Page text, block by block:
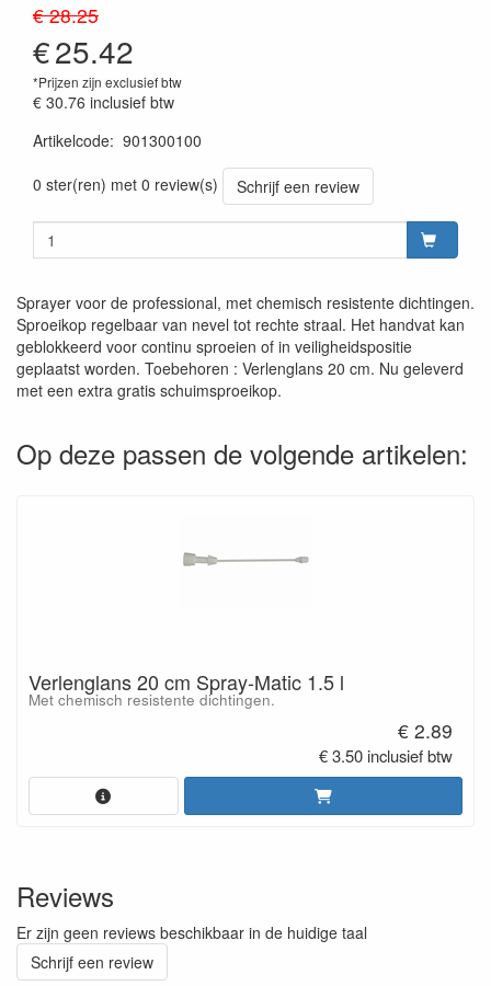
€ 28.25
€25.42
*Prijzen zijn exclusief btw
€ 30.76 inclusief btw
Artikelcode: 901300100
0 ster(ren) met 0 review(s)
Schrijf een review
Sprayer voor de professional, met chemisch resistente dichtingen.
Sproeikop regelbaar van nevel tot rechte straal. Het handvat kan
geblokkeerd voor continu sproeien of in veiligheidspositie
geplaatst worden. Toebehoren : Verlenglans 20 cm. Nu geleverd
met een extra gratis schuimsproeikop.
Op deze passen de volgende artikelen:
Verlenglans 20 cm Spray-Matic 1.5 l
Met chemisch resistente dichtingen.
€ 2.89
€ 3.50 inclusief btw
Reviews
Er zijn geen reviews beschikbaar in de huidige taal
Schrijf een review